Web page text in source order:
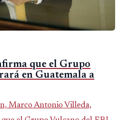
que el Grupo
en Guatemala a
Marco Antonio Villeda,